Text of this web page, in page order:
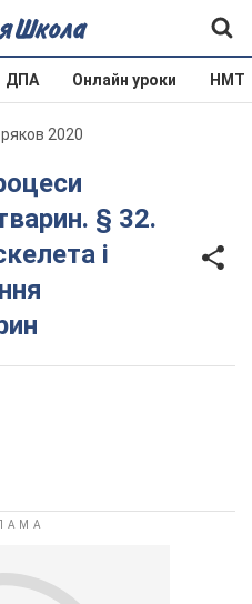
ДПА Онлайн уроки НМТ
2020
§ 32.
і